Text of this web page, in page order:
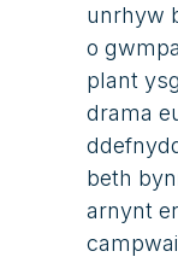
unrhyw
o
plant
drama
beth
arnynt